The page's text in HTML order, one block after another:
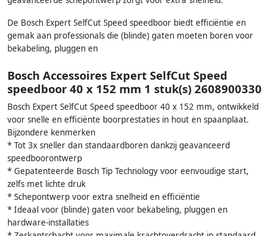
De Bosch Expert SelfCut Speed speedboor biedt efficiëntie en
gemak aan professionals die (blinde) gaten moeten boren voor
bekabeling, pluggen en
Bosch Accessoires Expert SelfCut Speed
speedboor 40 x 152 mm 1 stuk(s) 2608900330
Bosch Expert SelfCut Speed speedboor 40 x 152 mm, ontwikkeld
voor snelle en efficiënte boorprestaties in hout en spaanplaat.
Bijzondere kenmerken
* Tot 3x sneller dan standaardboren dankzij geavanceerd
speedboorontwerp
* Gepatenteerde Bosch Tip Technology voor eenvoudige start,
zelfs met lichte druk
* Schepontwerp voor extra snelheid en efficiëntie
* Ideaal voor (blinde) gaten voor bekabeling, pluggen en
hardware-installaties